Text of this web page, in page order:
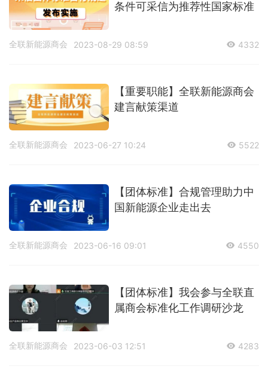
条件可采信为推荐性国家标准
全联新能源商会 2023-08-29 08:59 4332
【重要职能】全联新能源商会
建言献策渠道
全联新能源商会 2023-06-27 10:24 5522
【团体标准】合规管理助力中
国新能源企业走出去
全联新能源商会 2023-06-16 09:01 4550
【团体标准】我会参与全联直
属商会标准化工作调研沙龙
全联新能源商会 2023-06-03 12:51 4283